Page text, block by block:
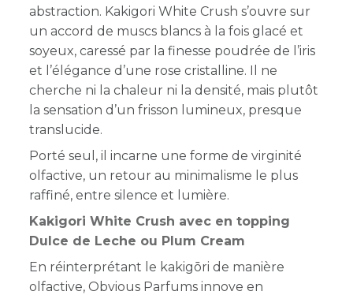
abstraction. Kakigori White Crush s’ouvre sur
un accord de muscs blancs à la fois glacé et
soyeux, caressé par la finesse poudrée de l’iris
et l’élégance d’une rose cristalline. Il ne
cherche ni la chaleur ni la densité, mais plutôt
la sensation d’un frisson lumineux, presque
translucide.
Porté seul, il incarne une forme de virginité
olfactive, un retour au minimalisme le plus
raffiné, entre silence et lumière.
Kakigori White Crush avec en topping
Dulce de Leche ou Plum Cream
En réinterprétant le kakigōri de manière
olfactive, Obvious Parfums innove en